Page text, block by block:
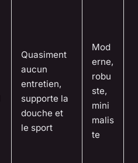
Quasiment
aucun
entretien,
supporte la
douche et
le sport
Mod
erne,
robu
ste,
mini
malis
te